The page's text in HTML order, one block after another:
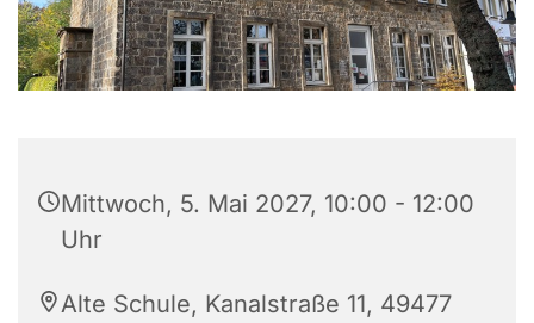
Mittwoch, 5. Mai 2027, 10:00 - 12:00
Uhr
Alte Schule, Kanalstraße 11, 49477